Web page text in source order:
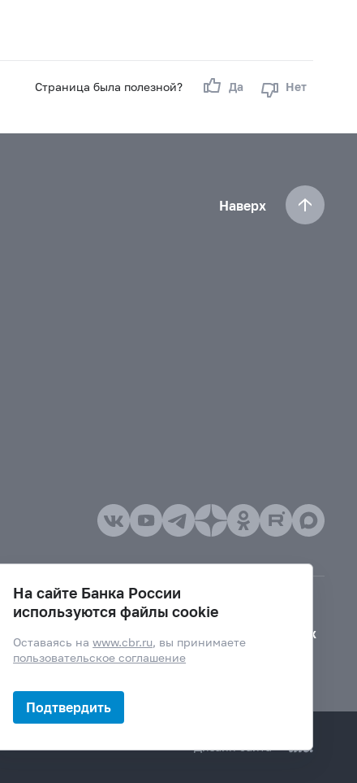
Страница была полезной? Да Нет
Наверх
Версия для слабовидящих
Дизайн сайта —
На сайте Банка России
используются файлы cookie
Оставаясь наwww.cbr.ru, вы принимаете
пользовательское соглашение
Подтвердить